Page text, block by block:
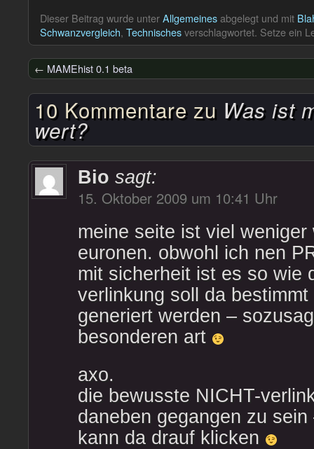
Dieser Beitrag wurde unterAllgemeinesabgelegt und mit
Schwanzvergleich, Technischesverschlagwortet. Setze ein
← MAMEhist 0.1 beta
10 Kommentare zu Was ist
wert?
Bio sagt:
15. Oktober 2009 um 10:41 Uhr
meine seite ist viel
euronen. obwohl ich nen
mit sicherheit ist es so wie
verlinkung soll da
generiert werden –
besonderen art
axo.
die bewusste NICHT-
daneben gegangen zu
kann da drauf klicken